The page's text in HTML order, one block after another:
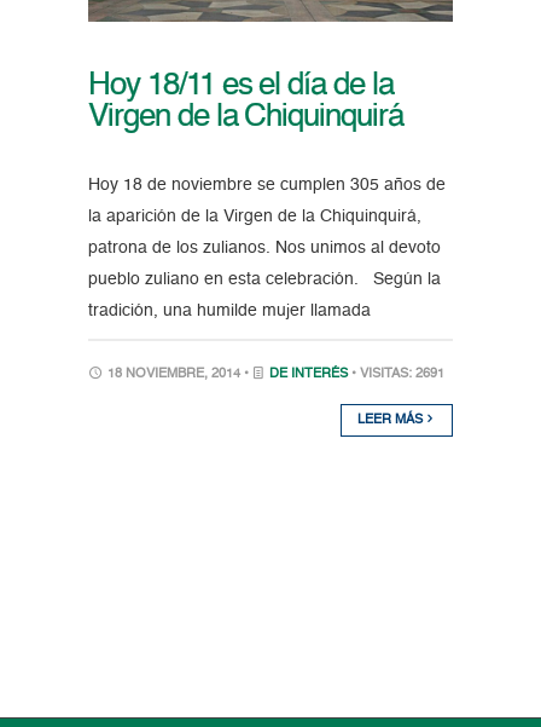
Hoy 18/11 es el día de la
Virgen de la Chiquinquirá
Hoy 18 de noviembre se cumplen 305 años de
la aparición de la Virgen de la Chiquinquirá,
patrona de los zulianos. Nos unimos al devoto
pueblo zuliano en esta celebración. Según la
tradición, una humilde mujer llamada
18 NOVIEMBRE, 2014 • DE INTERÉS • VISITAS: 2691
LEER MÁS